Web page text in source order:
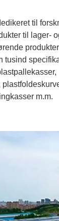
til
til lager-
tusind
m.m.